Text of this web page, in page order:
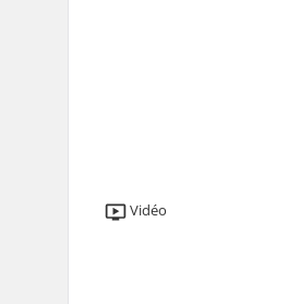
Vidéo